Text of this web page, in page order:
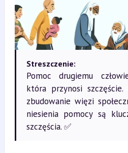
Streszczenie:
Pomoc drugiemu
która przynosi szczęście.
zbudowanie więzi
niesienia pomocy są
szczęścia. ✅